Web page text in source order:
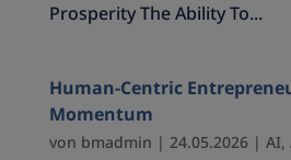
Prosperity The Ability To...
Human-Centric
Momentum
von bmadmin | 24.05.2026| AI,